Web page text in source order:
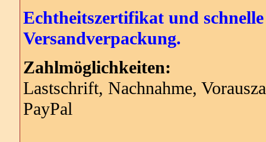
Echtheitszertifikat und
Versandverpackung.
Zahlmöglichkeiten:
Lastschrift, Nachnahme,
PayPal